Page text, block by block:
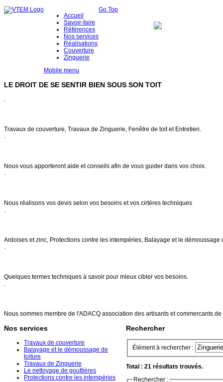
Accueil
Savoir-faire
Références
Nos services
Réalisations
Couverture
Zinguerie
Mobile menu
LE DROIT DE SE SENTIR BIEN SOUS SON TOIT
.
Travaux de couverture, Travaux de Zinguerie, Fenêtre de toit et Entretien.
.
Nous vous apporteront aide et conseils afin de vous guider dans vos choix.
.
Nous réalisons vos devis selon vos besoins et vos cirtéres techniques
Ardoises et zinc, Protections contre les intempéries, Balayage et le
Quelques termes techniques à savoir pour mieux cibler vos besoins.
Nous sommes membre de l'ADACQ association des artisants et commercants
Nos services
Travaux de couverture
Balayage et le démoussage de
toiture
Travaux de Zinguerie
Le nettoyage de gouttières
Protections contre les intempéries
Rechercher
Élément à rechercher :
Total : 21 résultats trouvés.
Rechercher :
Go Top